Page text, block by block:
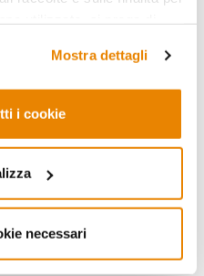
Mostra dettagli
i cookie
necessari
di relazioni sociali
migranti e non
migrazioni
dei flussi di
nonostante il
nei paesi di
In altri
dei migranti